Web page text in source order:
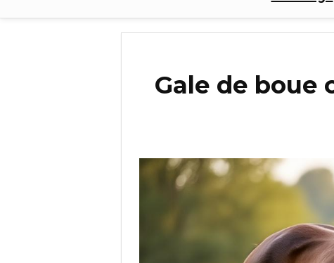
Gale de boue